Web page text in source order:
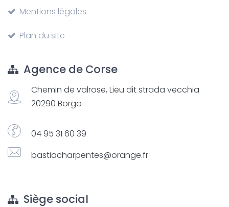
Mentions légales
Plan du site
Agence de Corse
Chemin de valrose, Lieu dit strada vecchia
20290 Borgo
04 95 31 60 39
bastiacharpentes@orange.fr
Siège social